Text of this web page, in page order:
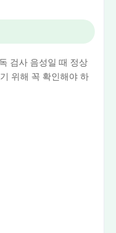
검사 음성일 때 정상
위해 꼭 확인해야 하